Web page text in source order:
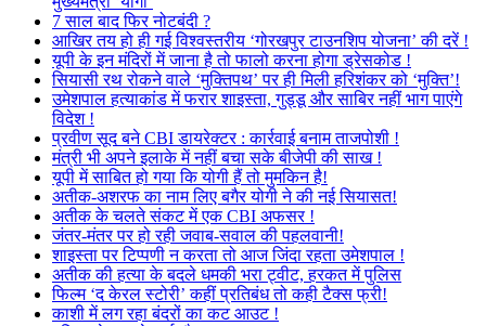
7 साल बाद फिर नोटबंदी ?
आखिर तय हो ही गई विश्वस्तरीय ‘गोरखपुर टाउनशिप योजना’ की दरें !
यूपी के इन मंदिरों में जाना है तो फालो करना होगा ड्रेसकोड !
सियासी रथ रोकने वाले ‘मुक्तिपथ’ पर ही मिली हरिशंकर को ‘मुक्ति’!
उमेशपाल हत्याकांड में फरार शाइस्ता, गुड्डू और साबिर नहीं भाग पाएंगे
विदेश !
प्रवीण सूद बने CBI डायरेक्टर : कार्रवाई बनाम ताजपोशी !
मंत्री भी अपने इलाके में नहीं बचा सके बीजेपी की साख !
यूपी में साबित हो गया कि योगी हैं तो मुमकिन है!
अतीक-अशरफ का नाम लिए बगैर योगी ने की नई सियासत!
अतीक के चलते संकट में एक CBI अफसर !
जंतर-मंतर पर हो रही जवाब-सवाल की पहलवानी!
शाइस्ता पर टिप्पणी न करता तो आज जिंदा रहता उमेशपाल !
अतीक की हत्या के बदले धमकी भरा ट्वीट, हरकत में पुलिस
फिल्म ‘द केरल स्टोरी’ कहीं प्रतिबंध तो कही टैक्स फ्री!
काशी में लग रहा बंदरों का कट आउट !